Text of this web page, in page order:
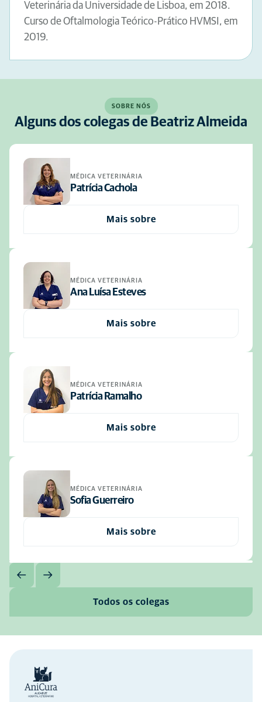
Veterinária da Universidade de Lisboa, em 2018.
Curso de Oftalmologia Teórico-Prático HVMSI, em
2019.
SOBRE NÓS
Alguns dos colegas de Beatriz Almeida
MÉDICA VETERINÁRIA
Patrícia Cachola
Mais sobre
MÉDICA VETERINÁRIA
Ana Luísa Esteves
Mais sobre
MÉDICA VETERINÁRIA
Patrícia Ramalho
Mais sobre
MÉDICA VETERINÁRIA
Sofia Guerreiro
Mais sobre
Todos os colegas